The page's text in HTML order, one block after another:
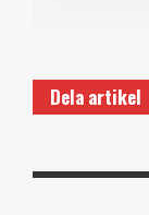
Dela artikel